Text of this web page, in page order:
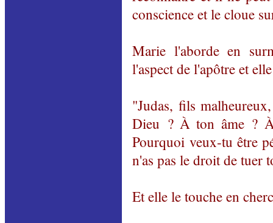
conscience et le cloue
Marie l'aborde en
l'aspect de l'apôtre et
"Judas, fils
Dieu ? À ton âme ?
Pourquoi veux-tu être
n'as pas le droit de tuer
Et elle le touche en